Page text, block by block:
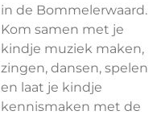
in de Bommelerwaard.
Kom samen met je
kindje muziek maken,
zingen, dansen, spelen
en laat je kindje
kennismaken met de